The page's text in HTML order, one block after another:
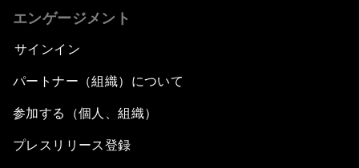
エンゲージメント
サインイン
パートナー（組織）について
参加する（個人、組織）
プレスリリース登録